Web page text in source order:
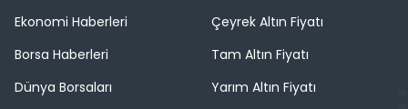
Ekonomi Haberleri
Borsa Haberleri
Dünya Borsaları
Çeyrek Altın Fiyatı
Tam Altın Fiyatı
Yarım Altın Fiyatı